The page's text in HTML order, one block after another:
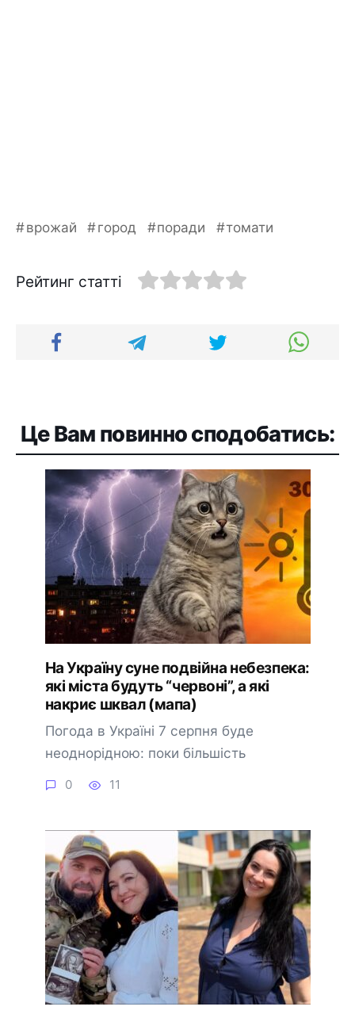
врожай город поради томати
Рейтинг статті
Це Вам повинно сподобатись:
На Україну суне подвійна небезпека:
які міста будуть “червоні”, а які
накриє шквал (мапа)
Погода в Україні 7 серпня буде
неоднорідною: поки більшість
0 11